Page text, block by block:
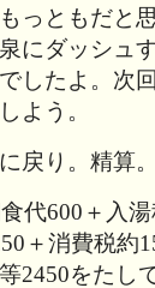
っともだと
にダッシュ
したよ。次
よう。
戻り。精算。
代600＋入
＋消費税約
2450をたし